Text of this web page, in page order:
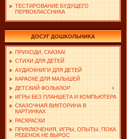
ТЕСТИРОВАНИЕ БУДУЩЕГО
ПЕРВОКЛАССНИКА
ДОСУГ ДОШКОЛЬНИКА
ПРИХОДИ, СКАЗКА!
СТИХИ ДЛЯ ДЕТЕЙ
АУДИОКНИГИ ДЛЯ ДЕТЕЙ
КАРАОКЕ ДЛЯ МАЛЫШЕЙ
ДЕТСКИЙ ФОЛЬКЛОР
ИГРЫ БЕЗ ПЛАНШЕТА И КОМПЬЮТЕРА
СКАЗОЧНАЯ ВИКТОРИНА В
КАРТИНКАХ
РАСКРАСКИ
ПРИКЛЮЧЕНИЯ, ИГРЫ, ОПЫТЫ. ПОКА
РЕБЕНОК НЕ ВЫРОС